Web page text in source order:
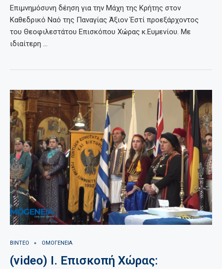
Επιμνημόσυνη δέηση για την Μάχη της Κρήτης στον
Καθεδρικό Ναό της Παναγίας Άξιον Έστί προεξάρχοντος
του Θεοφιλεστάτου Επισκόπου Χώρας κ.Ευμενίου. Με
ιδιαίτερη …
ΒΙΝΤΕΟ ΟΜΟΓΕΝΕΙΑ
(video) Ι. Επισκοπή Χώρας: